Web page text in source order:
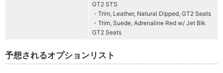
GT2 STS
・Trim, Leather, Natural Dipped, GT2 Seats
・Trim, Suede, Adrenaline Red w/ Jet Blk
GT2 Seats
予想されるオプションリスト